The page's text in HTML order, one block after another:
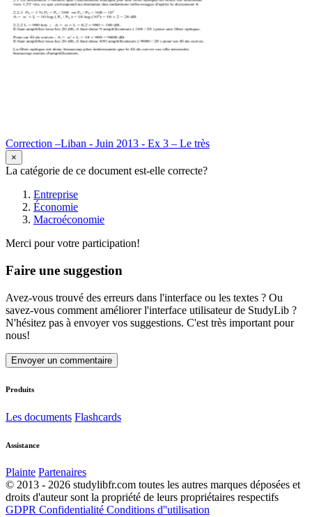
Correction –Liban - Juin 2013 - Ex 3 – Le très
×
La catégorie de ce document est-elle correcte?
Entreprise
Économie
Macroéconomie
Merci pour votre participation!
Faire une suggestion
Avez-vous trouvé des erreurs dans l'interface ou les textes ? Ou
savez-vous comment améliorer l'interface utilisateur de StudyLib ?
N'hésitez pas à envoyer vos suggestions. C'est très important pour
nous!
Envoyer un commentaire
Produits
Les documents Flashcards
Assistance
Plainte Partenaires
© 2013 - 2026 studylibfr.com toutes les autres marques déposées et
droits d'auteur sont la propriété de leurs propriétaires respectifs
GDPR Confidentialité Conditions d''utilisation